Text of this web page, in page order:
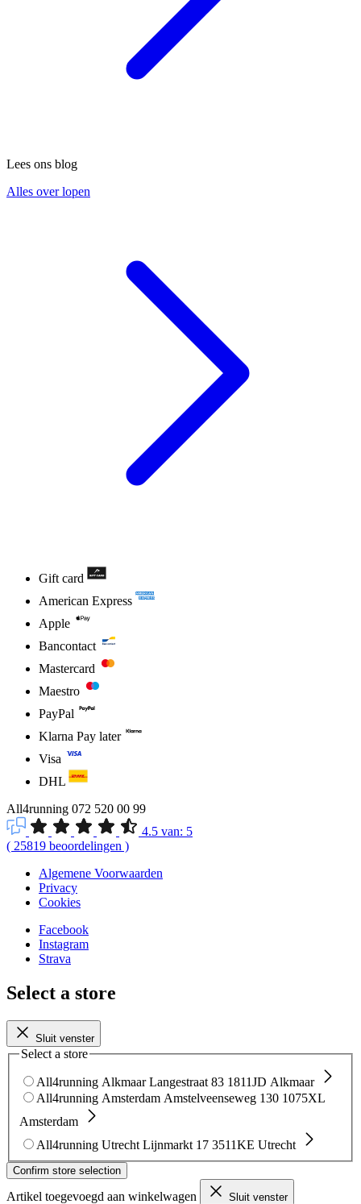
Lees ons blog
Alles over lopen
Gift card
American Express
Apple
Bancontact
Mastercard
Maestro
PayPal
Klarna Pay later
Visa
DHL
All4running 072 520 00 99
4.5 van: 5
( 25819 beoordelingen )
Algemene Voorwaarden
Privacy
Cookies
Facebook
Instagram
Strava
Select a store
Sluit venster
Select a store
All4running Alkmaar Langestraat 83 1811JD Alkmaar
All4running Amsterdam Amstelveenseweg 130 1075XL
Amsterdam
All4running Utrecht Lijnmarkt 17 3511KE Utrecht
Confirm store selection
Artikel toegevoegd aan winkelwagen Sluit venster